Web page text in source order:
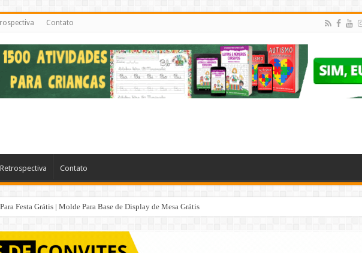
Contato
Contato
Festa Grátis | Molde Para Base de Display de Mesa Grátis